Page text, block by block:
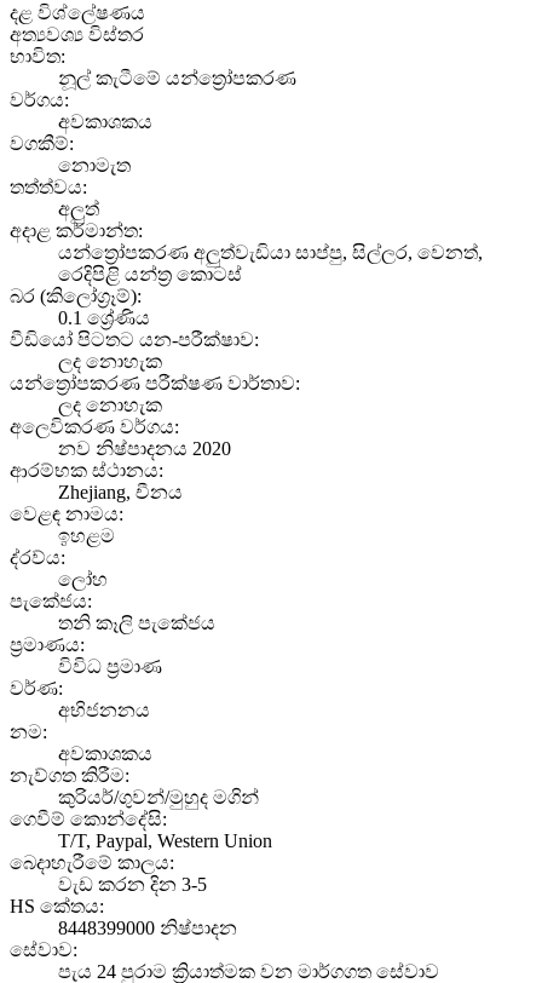
දළ විශ්ලේෂණය
අත්‍යවශ්‍ය විස්තර
භාවිත:
නූල් කැටීමේ යන්ත්‍රෝපකරණ
වර්ගය:
අවකාශකය
වගකීම්:
නොමැත
තත්ත්වය:
අලුත්
අදාළ කර්මාන්ත:
යන්ත්‍රෝපකරණ අලුත්වැඩියා සාප්පු, සිල්ලර, වෙනත්,
රෙදිපිළි යන්ත්‍ර කොටස්
බර (කිලෝග්‍රෑම්):
0.1 ශ්‍රේණිය
වීඩියෝ පිටතට යන-පරීක්ෂාව:
ලද නොහැක
යන්ත්‍රෝපකරණ පරීක්ෂණ වාර්තාව:
ලද නොහැක
අලෙවිකරණ වර්ගය:
නව නිෂ්පාදනය 2020
ආරම්භක ස්ථානය:
Zhejiang, චීනය
වෙළඳ නාමය:
ඉහළම
ද්රව්ය:
ලෝහ
පැකේජය:
තනි කෑලි පැකේජය
ප්‍රමාණය:
විවිධ ප්‍රමාණ
වර්ණ:
අභිජනනය
නම:
අවකාශකය
නැව්ගත කිරීම:
කුරියර්/ගුවන්/මුහුද මගින්
ගෙවීම් කොන්දේසි:
T/T, Paypal, Western Union
බෙදාහැරීමේ කාලය:
වැඩ කරන දින 3-5
HS කේතය:
8448399000 නිෂ්පාදන
සේවාව:
පැය 24 පුරාම ක්‍රියාත්මක වන මාර්ගගත සේවාව